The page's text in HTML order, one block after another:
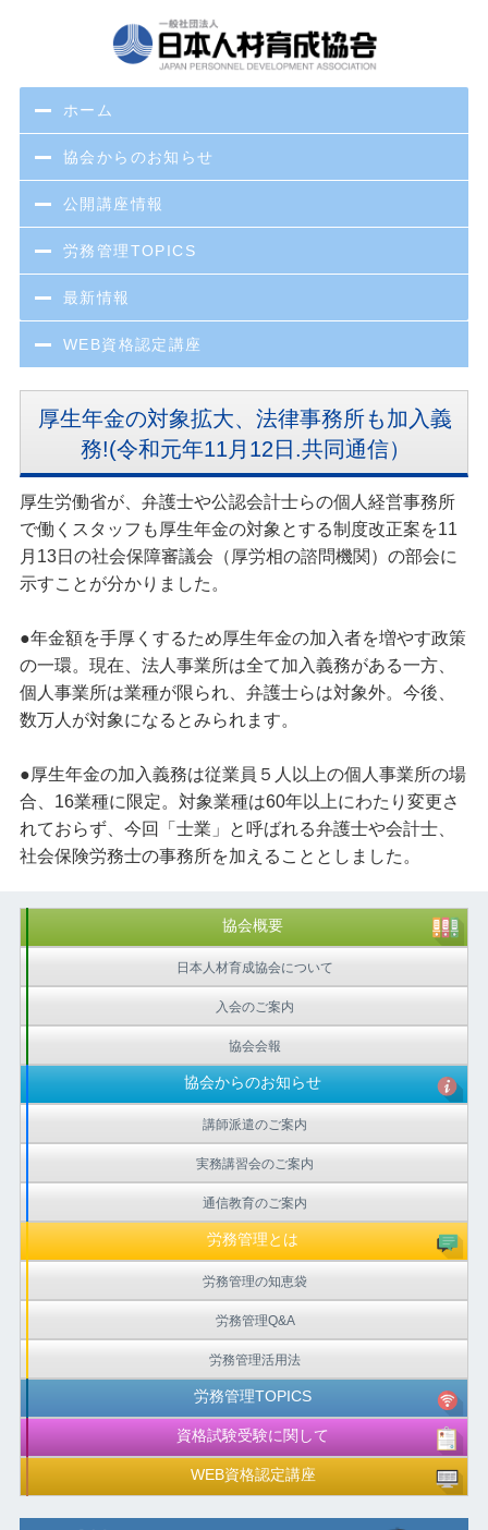
ホーム
協会からのお知らせ
公開講座情報
労務管理TOPICS
最新情報
WEB資格認定講座
厚生年金の対象拡大、法律事務所も加入義
務!(令和元年11月12日.共同通信）
厚生労働省が、弁護士や公認会計士らの個人経営事務所
で働くスタッフも厚生年金の対象とする制度改正案を11
月13日の社会保障審議会（厚労相の諮問機関）の部会に
示すことが分かりました。
●年金額を手厚くするため厚生年金の加入者を増やす政策
の一環。現在、法人事業所は全て加入義務がある一方、
個人事業所は業種が限られ、弁護士らは対象外。今後、
数万人が対象になるとみられます。
●厚生年金の加入義務は従業員５人以上の個人事業所の場
合、16業種に限定。対象業種は60年以上にわたり変更さ
れておらず、今回「士業」と呼ばれる弁護士や会計士、
社会保険労務士の事務所を加えることとしました。
協会概要
日本人材育成協会について
入会のご案内
協会会報
協会からのお知らせ
講師派遣のご案内
実務講習会のご案内
通信教育のご案内
労務管理とは
労務管理の知恵袋
労務管理Q&A
労務管理活用法
労務管理TOPICS
資格試験受験に関して
WEB資格認定講座